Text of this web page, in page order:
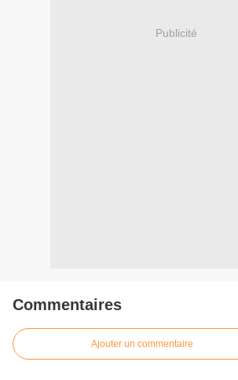
Publicité
Commentaires
Ajouter un commentaire